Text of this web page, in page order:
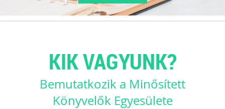
KIK VAGYUNK?
Bemutatkozik a Minősített
Könyvelők Egyesülete